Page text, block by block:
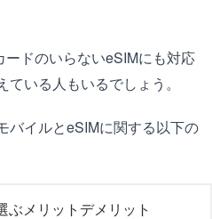
ドのいらないeSIMにも対応
いる人もいるでしょう。
バイルとeSIMに関する以下の
ぶメリットデメリット